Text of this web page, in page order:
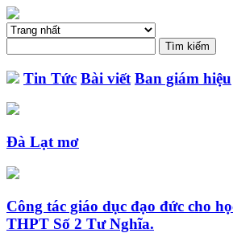
Tin Tức Bài viết Ban giám hiệu
Đà Lạt mơ
Công tác giáo dục đạo đức cho
THPT Số 2 Tư Nghĩa.